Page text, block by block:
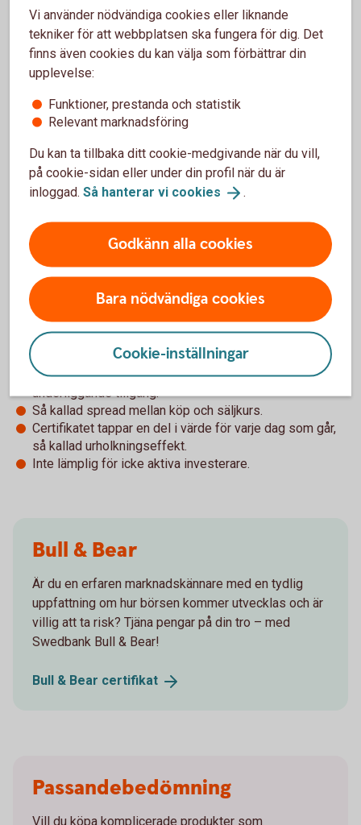
möjligt, normalt under påföljande handelsdag.
För- och nackdelar med Bull &
Bear
Fördelar
tillgångs uppgång i och med en hävstång.
Handlas direkt på börsen med köp- och säljkurser i
realtid.
God flexibilitet med olika hävstång, välj den som passar
Nackdelar
Betydligt högre risk jämfört med en direktinvestering i
underliggande tillgång.
Så kallad spread mellan köp och säljkurs.
Certifikatet tappar en del i värde för varje dag som går,
så kallad urholkningseffekt.
Inte lämplig för icke aktiva investerare.
Bull & Bear
Är du en erfaren marknadskännare med en tydlig
uppfattning om hur börsen kommer utvecklas och är
villig att ta risk? Tjäna pengar på din tro – med
Swedbank Bull & Bear!
Bull & Bear certifikat
Passandebedömning
Vill du köpa komplicerade produkter som
Vi använder nödvändiga cookies eller liknande
tekniker för att webbplatsen ska fungera för dig. Det
finns även cookies du kan välja som förbättrar din
upplevelse:
Funktioner, prestanda och statistik
Relevant marknadsföring
Du kan ta tillbaka ditt cookie-medgivande när du vill,
på cookie-sidan eller under din profil när du är
inloggad. Så hanterar vi cookies .
Godkänn alla cookies
Bara nödvändiga cookies
Cookie-inställningar